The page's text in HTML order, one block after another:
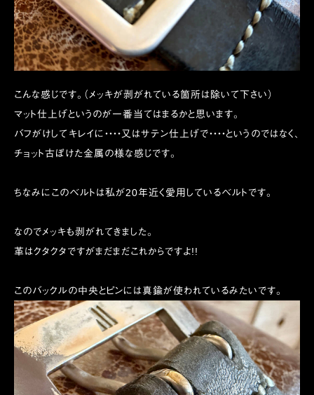
こんな感じです。（メッキが剥がれている箇所は除いて下さい）
マット仕上げというのが一番当てはまるかと思います。
バフがけしてキレイに・・・・又はサテン仕上げで・・・・というのではなく、
チョット古ぼけた金属の様な感じです。
ちなみにこのベルトは私が20年近く愛用しているベルトです。
なのでメッキも剥がれてきました。
革はクタクタですがまだまだこれからですよ!!
このバックルの中央とピンには真鍮が使われているみたいです。